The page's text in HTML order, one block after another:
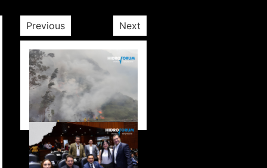
Previous Next